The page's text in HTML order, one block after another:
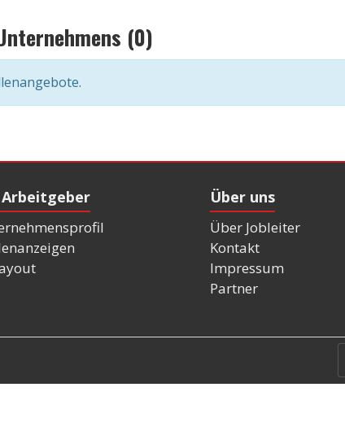
(0)
Arbeitgeber Über uns
Über Jobleiter
Kontakt
Impressum
Partner